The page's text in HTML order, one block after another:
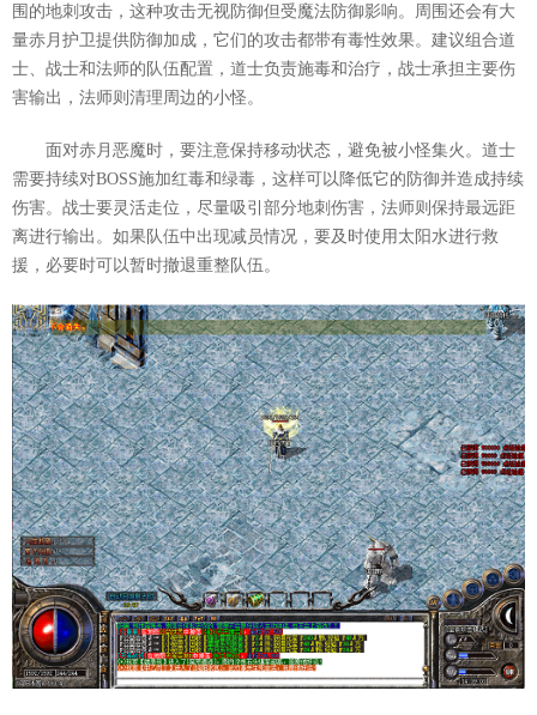
围的地刺攻击，这种攻击无视防御但受魔法防御影响。周围还会有大
量赤月护卫提供防御加成，它们的攻击都带有毒性效果。建议组合道
士、战士和法师的队伍配置，道士负责施毒和治疗，战士承担主要伤
害输出，法师则清理周边的小怪。
面对赤月恶魔时，要注意保持移动状态，避免被小怪集火。道士
需要持续对BOSS施加红毒和绿毒，这样可以降低它的防御并造成持续
伤害。战士要灵活走位，尽量吸引部分地刺伤害，法师则保持最远距
离进行输出。如果队伍中出现减员情况，要及时使用太阳水进行救
援，必要时可以暂时撤退重整队伍。